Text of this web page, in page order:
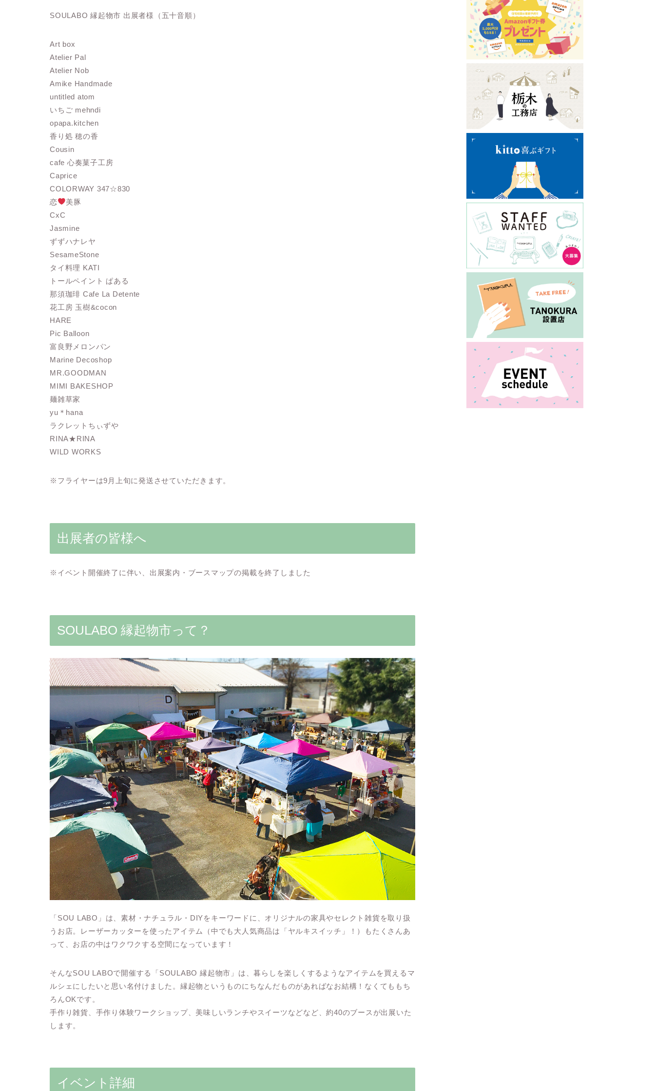
SOULABO 縁起物市 出展者様（五十音順）
Art box
Atelier Pal
Atelier Nob
Amike Handmade
untitled atom
いちご mehndi
opapa.kitchen
香り処 穂の香
Cousin
cafe 心奏菓子工房
Caprice
COLORWAY 347☆830
恋
美豚
CxC
Jasmine
ずずハナレヤ
SesameStone
タイ料理 KATI
トールペイント ぱある
那須珈琲 Cafe La Detente
花工房 玉樹&cocon
HARE
Pic Balloon
富良野メロンパン
Marine Decoshop
MR.GOODMAN
MIMI BAKESHOP
麺雑草家
yu＊hana
ラクレットちぃずや
RINA★RINA
WILD WORKS
※フライヤーは9月上旬に発送させていただきます。
出展者の皆様へ
※イベント開催終了に伴い、出展案内・ブースマップの掲載を終了しました
SOULABO 縁起物市って？
「SOU LABO」は、素材・ナチュラル・DIYをキーワードに、オリジナルの家具やセレクト雑貨を取り扱
うお店。レーザーカッターを使ったアイテム（中でも大人気商品は「ヤルキスイッチ」！）もたくさんあ
って、お店の中はワクワクする空間になっています！
そんなSOU LABOで開催する「SOULABO 縁起物市」は、暮らしを楽しくするようなアイテムを買えるマ
ルシェにしたいと思い名付けました。縁起物というものにちなんだものがあればなお結構！なくてももち
ろんOKです。
手作り雑貨、手作り体験ワークショップ、美味しいランチやスイーツなどなど、約40のブースが出展いた
します。
イベント詳細